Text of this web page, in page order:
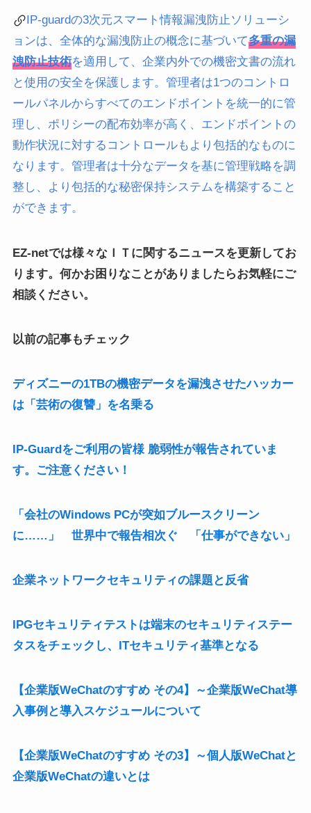
IP-guardの3次元スマート情報漏洩防止ソリューシ
ョンは、全体的な漏洩防止の概念に基づいて多重の漏
洩防止技術を適用して、企業内外での機密文書の流れ
と使用の安全を保護します。管理者は1つのコントロ
ールパネルからすべてのエンドポイントを統一的に管
理し、ポリシーの配布効率が高く、エンドポイントの
動作状況に対するコントロールもより包括的なものに
なります。管理者は十分なデータを基に管理戦略を調
整し、より包括的な秘密保持システムを構築すること
ができます。
EZ-netでは様々なＩＴに関するニュースを更新してお
ります。何かお困りなことがありましたらお気軽にご
相談ください。
以前の記事もチェック
ディズニーの1TBの機密データを漏洩させたハッカー
は「芸術の復讐」を名乗る
IP-Guardをご利用の皆様 脆弱性が報告されていま
す。ご注意ください！
「会社のWindows PCが突如ブルースクリーン
に……」 世界中で報告相次ぐ 「仕事ができない」
企業ネットワークセキュリティの課題と反省
IPGセキュリティテストは端末のセキュリティステー
タスをチェックし、ITセキュリティ基準となる
【企業版WeChatのすすめ その4】～企業版WeChat導
入事例と導入スケジュールについて
【企業版WeChatのすすめ その3】～個人版WeChatと
企業版WeChatの違いとは